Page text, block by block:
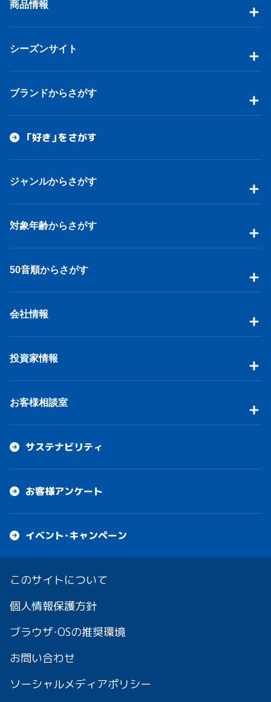
商品情報
シーズンサイト
ブランドからさがす
「好き」をさがす
ジャンルからさがす
対象年齢からさがす
50音順からさがす
会社情報
投資家情報
お客様相談室
サステナビリティ
お客様アンケート
イベント・キャンペーン
このサイトについて
個人情報保護方針
ブラウザ・OSの推奨環境
お問い合わせ
ソーシャルメディアポリシー